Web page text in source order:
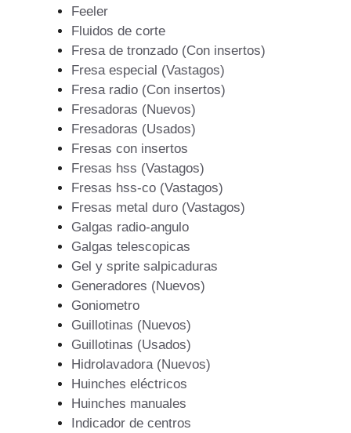
Feeler
Fluidos de corte
Fresa de tronzado (Con insertos)
Fresa especial (Vastagos)
Fresa radio (Con insertos)
Fresadoras (Nuevos)
Fresadoras (Usados)
Fresas con insertos
Fresas hss (Vastagos)
Fresas hss-co (Vastagos)
Fresas metal duro (Vastagos)
Galgas radio-angulo
Galgas telescopicas
Gel y sprite salpicaduras
Generadores (Nuevos)
Goniometro
Guillotinas (Nuevos)
Guillotinas (Usados)
Hidrolavadora (Nuevos)
Huinches eléctricos
Huinches manuales
Indicador de centros